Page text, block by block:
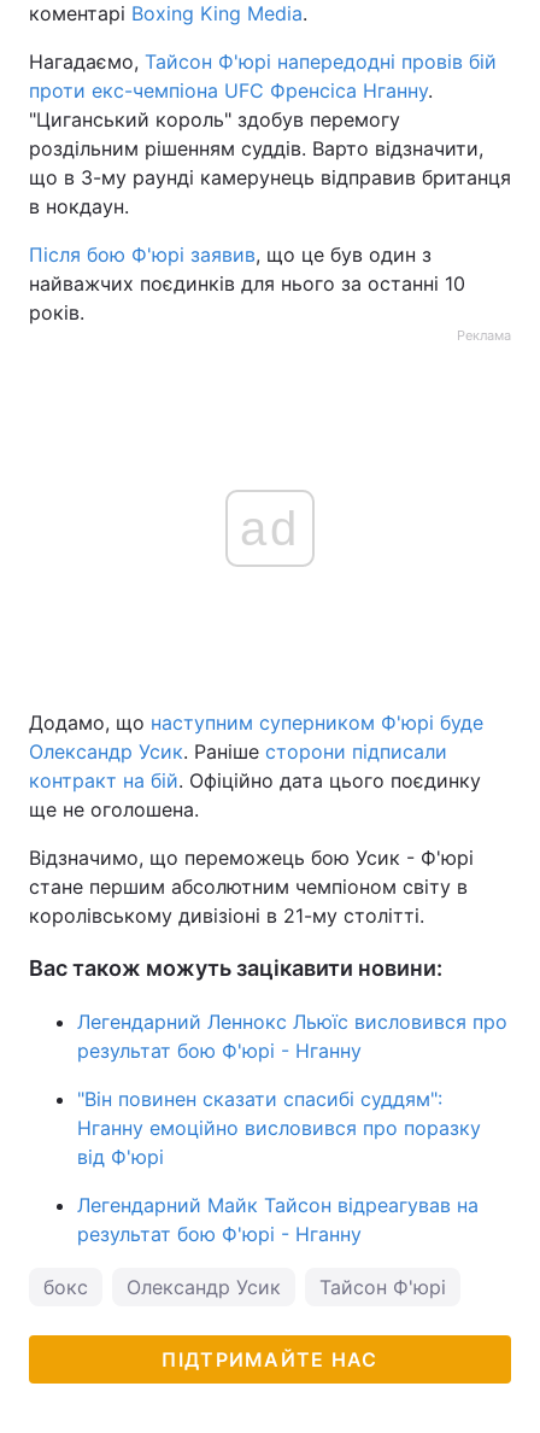
коментарі Boxing King Media.
Нагадаємо, Тайсон Ф'юрі напередодні провів бій
проти екс-чемпіона UFC Френсіса Нганну.
"Циганський король" здобув перемогу
роздільним рішенням суддів. Варто відзначити,
що в 3-му раунді камерунець відправив британця
в нокдаун.
Після бою Ф'юрі заявив, що це був один з
найважчих поєдинків для нього за останні 10
років.
Реклама
ad
Додамо, що наступним суперником Ф'юрі буде
Олександр Усик. Раніше сторони підписали
контракт на бій. Офіційно дата цього поєдинку
ще не оголошена.
Відзначимо, що переможець бою Усик - Ф'юрі
стане першим абсолютним чемпіоном світу в
королівському дивізіоні в 21-му столітті.
Вас також можуть зацікавити новини:
Легендарний Леннокс Льюїс висловився про
результат бою Ф'юрі - Нганну
"Він повинен сказати спасибі суддям":
Нганну емоційно висловився про поразку
від Ф'юрі
Легендарний Майк Тайсон відреагував на
результат бою Ф'юрі - Нганну
бокс Олександр Усик Тайсон Ф'юрі
ПІДТРИМАЙТЕ НАС